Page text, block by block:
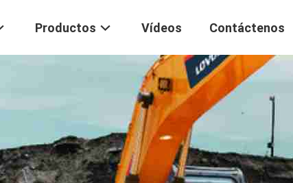
Productos Vídeos Contáctenos